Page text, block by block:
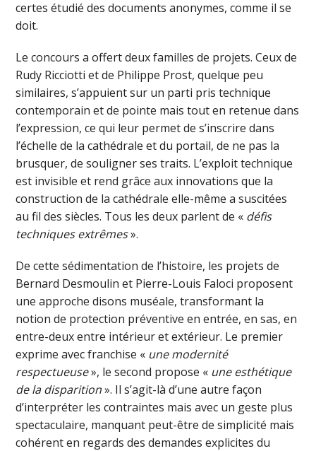
certes étudié des documents anonymes, comme il se
doit.
Le concours a offert deux familles de projets. Ceux de
Rudy Ricciotti et de Philippe Prost, quelque peu
similaires, s’appuient sur un parti pris technique
contemporain et de pointe mais tout en retenue dans
l’expression, ce qui leur permet de s’inscrire dans
l’échelle de la cathédrale et du portail, de ne pas la
brusquer, de souligner ses traits. L’exploit technique
est invisible et rend grâce aux innovations que la
construction de la cathédrale elle-même a suscitées
au fil des siècles. Tous les deux parlent de « défis
techniques extrêmes».
De cette sédimentation de l’histoire, les projets de
Bernard Desmoulin et Pierre-Louis Faloci proposent
une approche disons muséale, transformant la
notion de protection préventive en entrée, en sas, en
entre-deux entre intérieur et extérieur. Le premier
exprime avec franchise « une modernité
respectueuse», le second propose « une esthétique
de la disparition». Il s’agit-là d’une autre façon
d’interpréter les contraintes mais avec un geste plus
spectaculaire, manquant peut-être de simplicité mais
cohérent en regards des demandes explicites du